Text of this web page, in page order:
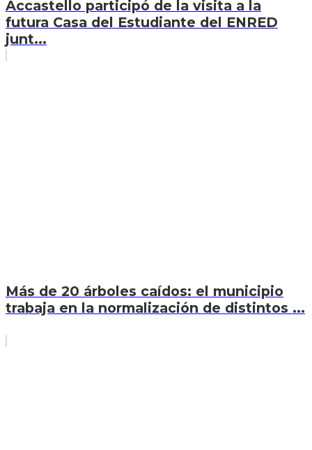
Accastello participó de la visita a la
futura Casa del Estudiante del ENRED
junt...
Más de 20 árboles caídos: el municipio
trabaja en la normalización de distintos ...